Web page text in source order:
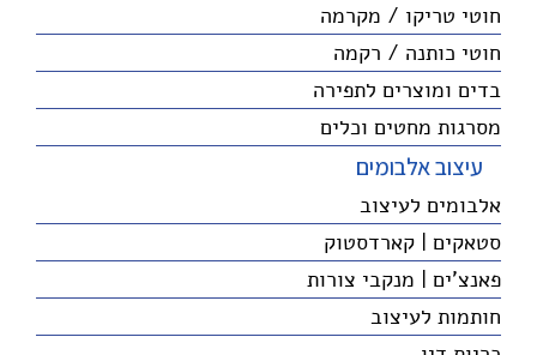
חוטי טריקו / מקרמה
חוטי כותנה / רקמה
בדים ומוצרים לתפירה
מסרגות מחטים וכלים
עיצוב אלבומים
אלבומים לעיצוב
סטאקים | קארדסטוק
פאנצ'ים | מנקבי צורות
חותמות לעיצוב